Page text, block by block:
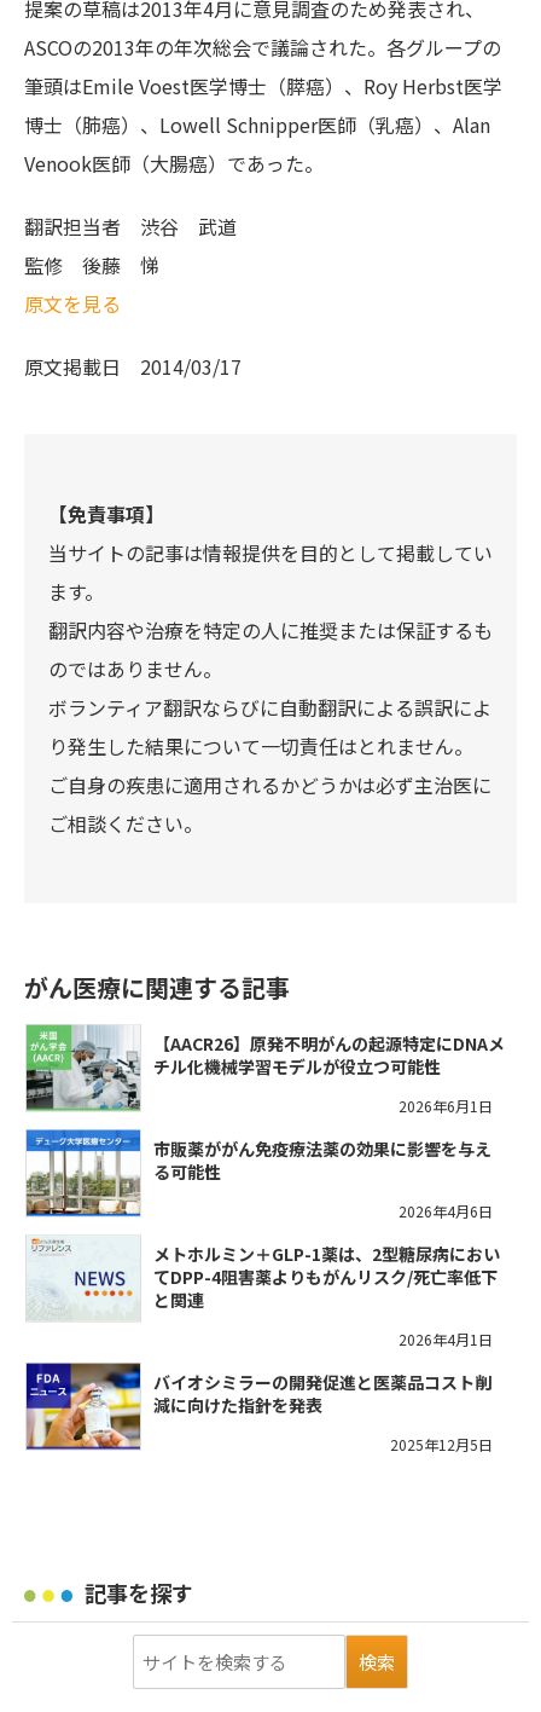
提案の草稿は2013年4月に意見調査のため発表され、
ASCOの2013年の年次総会で議論された。各グループの
筆頭はEmile Voest医学博士（膵癌）、Roy Herbst医学
博士（肺癌）、Lowell Schnipper医師（乳癌）、Alan
Venook医師（大腸癌）であった。
翻訳担当者 渋谷 武道
監修 後藤 悌
原文を見る
原文掲載日 2014/03/17
【免責事項】
当サイトの記事は情報提供を目的として掲載してい
ます。
翻訳内容や治療を特定の人に推奨または保証するも
のではありません。
ボランティア翻訳ならびに自動翻訳による誤訳によ
り発生した結果について一切責任はとれません。
ご自身の疾患に適用されるかどうかは必ず主治医に
ご相談ください。
がん医療に関連する記事
【AACR26】原発不明がんの起源特定にDNAメ
チル化機械学習モデルが役立つ可能性
2026年6月1日
市販薬ががん免疫療法薬の効果に影響を与え
る可能性
2026年4月6日
メトホルミン＋GLP-1薬は、2型糖尿病におい
てDPP-4阻害薬よりもがんリスク/死亡率低下
と関連
2026年4月1日
バイオシミラーの開発促進と医薬品コスト削
減に向けた指針を発表
2025年12月5日
記事を探す